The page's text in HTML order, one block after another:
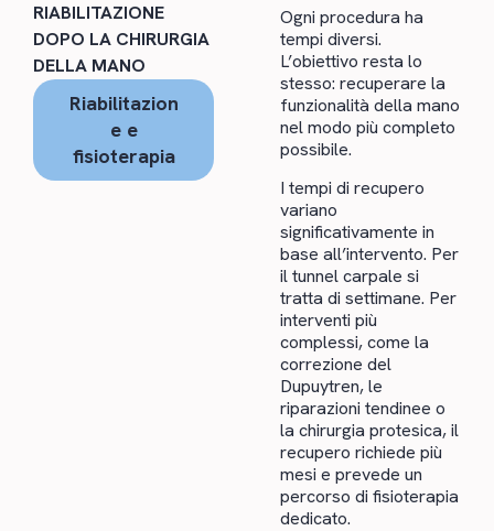
RIABILITAZIONE
DOPO LA CHIRURGIA
DELLA MANO
Riabilitazion
e e
fisioterapia
Ogni procedura ha
tempi diversi.
L’obiettivo resta lo
stesso: recuperare la
funzionalità della mano
nel modo più completo
possibile.
I tempi di recupero
variano
significativamente in
base all’intervento. Per
il tunnel carpale si
tratta di settimane. Per
interventi più
complessi, come la
correzione del
Dupuytren, le
riparazioni tendinee o
la chirurgia protesica, il
recupero richiede più
mesi e prevede un
percorso di fisioterapia
dedicato.